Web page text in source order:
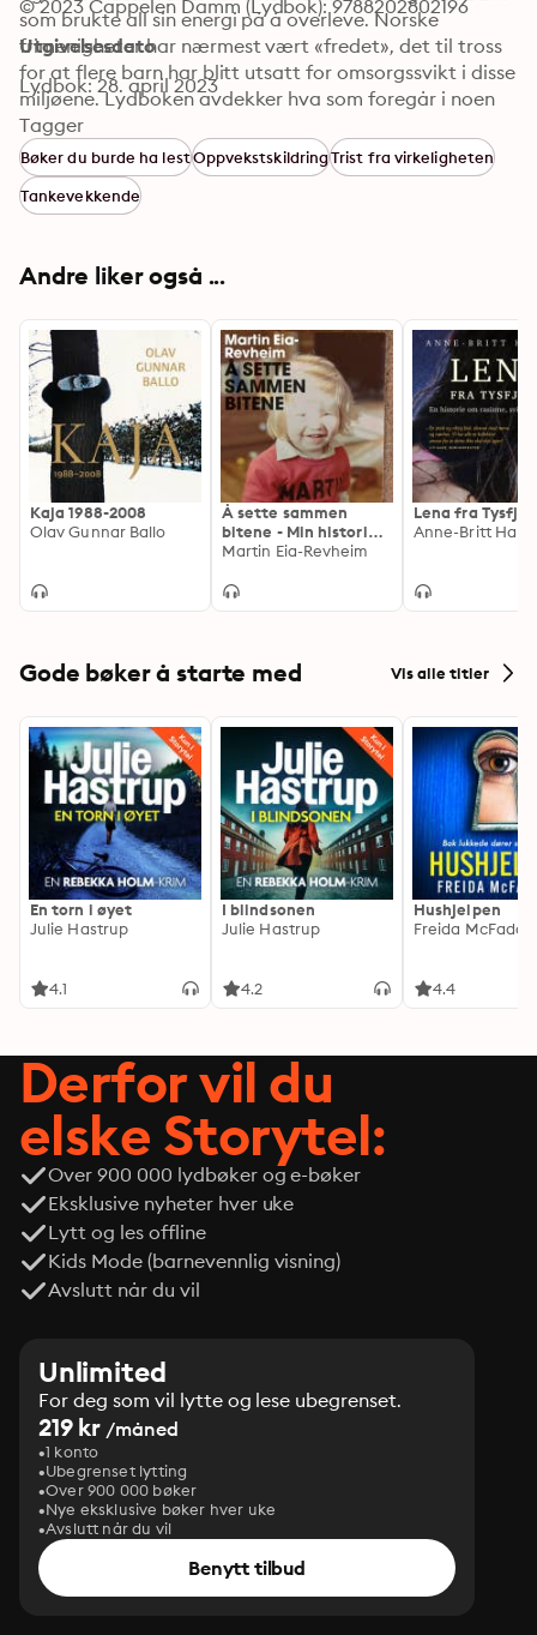
som brukte all sin energi på å overleve. Norske
frimenigheter har nærmest vært «fredet», det til tross
for at flere barn har blitt utsatt for omsorgssvikt i disse
miljøene. Lydboken avdekker hva som foregår i noen
av disse lukkede menighetene, og viser hvilken makt
predikantene har, hvilke skade de kan gjøre på et ungt
menneskesinn, og hvordan det kan prege livet som
voksen.
© 2023 Cappelen Damm (Lydbok): 9788202802196
Utgivelsesdato
Lydbok: 28. april 2023
Tagger
Bøker du burde ha lestOppvekstskildringTrist fra virkeligheten
Tankevekkende
Andre liker også ...
Kaja 1988-2008
Olav Gunnar Ballo
Å sette sammen
bitene - Min historie
om vold, skam og
Martin Eia-Revheim
Lena fra
Anne-Britt
Gode bøker å starte med Vis alle titler
En torn i øyet
Julie Hastrup
4.1
I blindsonen
Julie Hastrup
4.2
Hushjelpen
Freida
4.4
Derfor vil du
elske Storytel:
Over 900 000 lydbøker og e-bøker
Eksklusive nyheter hver uke
Lytt og les offline
Kids Mode (barnevennlig visning)
Avslutt når du vil
Unlimited
For deg som vil lytte og lese ubegrenset.
219 kr /måned
1 konto
Ubegrenset lytting
Over 900 000 bøker
Nye eksklusive bøker hver uke
Avslutt når du vil
Benytt tilbud